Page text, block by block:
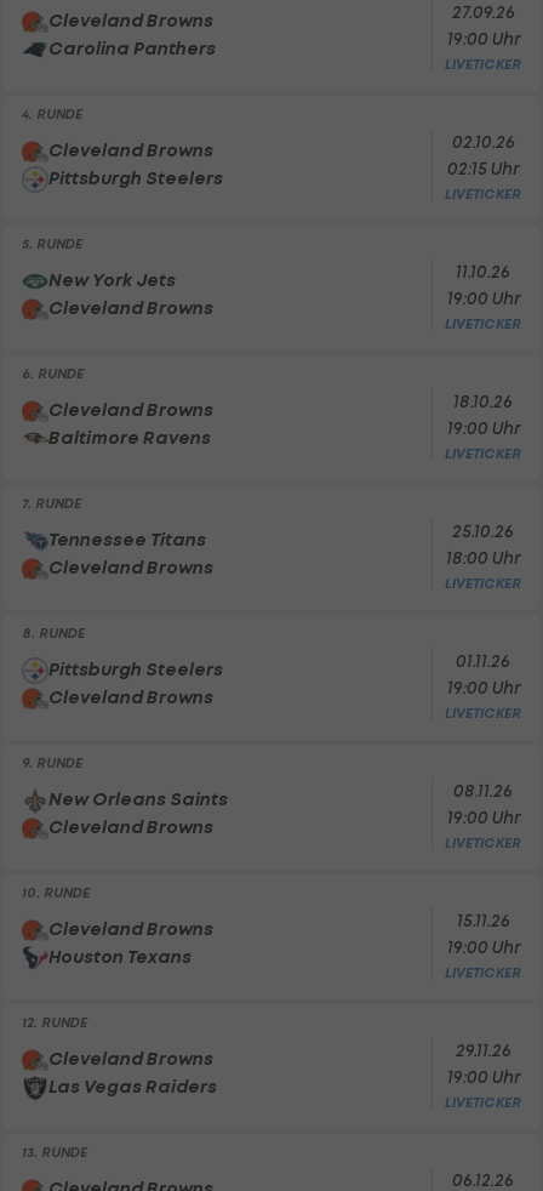
Cleveland Browns
Carolina Panthers
27.09.26
19:00 Uhr
LIVETICKER
4. RUNDE
Cleveland Browns
Pittsburgh Steelers
02.10.26
02:15 Uhr
LIVETICKER
5. RUNDE
New York Jets
Cleveland Browns
11.10.26
19:00 Uhr
LIVETICKER
6. RUNDE
Cleveland Browns
Baltimore Ravens
18.10.26
19:00 Uhr
LIVETICKER
7. RUNDE
Tennessee Titans
Cleveland Browns
25.10.26
18:00 Uhr
LIVETICKER
8. RUNDE
Pittsburgh Steelers
Cleveland Browns
01.11.26
19:00 Uhr
LIVETICKER
9. RUNDE
New Orleans Saints
Cleveland Browns
08.11.26
19:00 Uhr
LIVETICKER
10. RUNDE
Cleveland Browns
Houston Texans
15.11.26
19:00 Uhr
LIVETICKER
12. RUNDE
Cleveland Browns
Las Vegas Raiders
29.11.26
19:00 Uhr
LIVETICKER
13. RUNDE
06.12.26